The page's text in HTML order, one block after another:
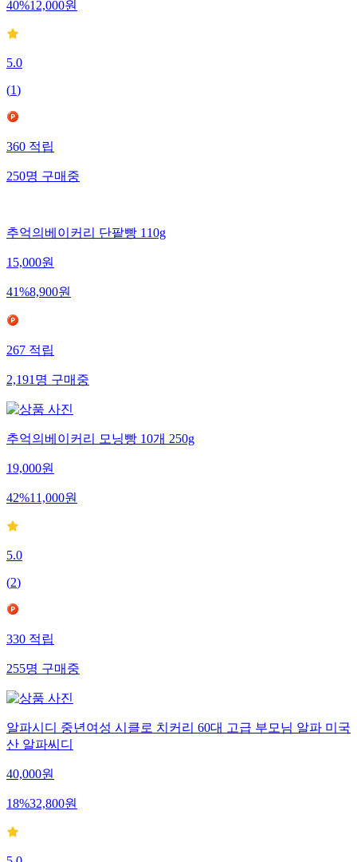
40%12,000원
5.0
(1)
360적립
250명구매중
추억의베이커리 단팥빵 110g
15,000원
41%8,900원
267적립
2,191명구매중
추억의베이커리 모닝빵 10개 250g
19,000원
42%11,000원
5.0
(2)
330적립
255명구매중
알파시디 중년여성 시클로 치커리 60대 고급 부모님 알파 미국
산 알파씨디
40,000원
18%32,800원